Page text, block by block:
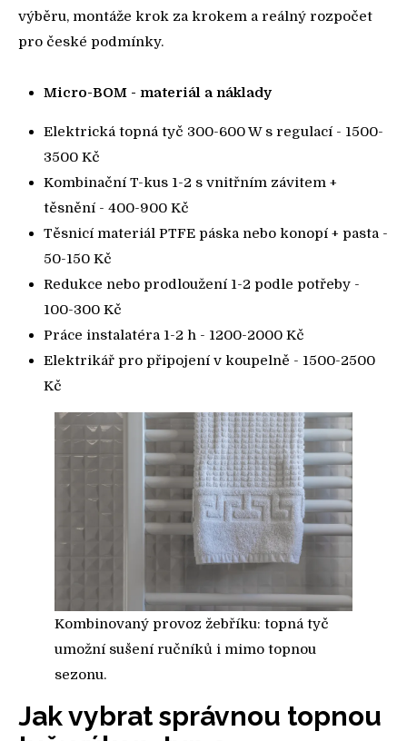
výběru, montáže krok za krokem a reálný rozpočet
pro české podmínky.
Micro-BOM - materiál a náklady
Elektrická topná tyč 300-600 W s regulací - 1500-
3500 Kč
Kombinační T-kus 1-2 s vnitřním závitem +
těsnění - 400-900 Kč
Těsnicí materiál PTFE páska nebo konopí + pasta -
50-150 Kč
Redukce nebo prodloužení 1-2 podle potřeby -
100-300 Kč
Práce instalatéra 1-2 h - 1200-2000 Kč
Elektrikář pro připojení v koupelně - 1500-2500
Kč
Kombinovaný provoz žebříku: topná tyč
umožní sušení ručníků i mimo topnou
sezonu.
Jak vybrat správnou topnou